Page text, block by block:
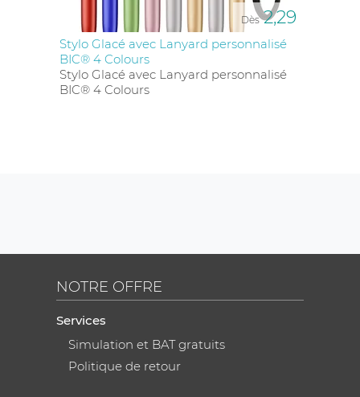
Dès 2,29
Stylo Glacé avec Lanyard personnalisé
BIC® 4 Colours
Stylo Glacé avec Lanyard personnalisé
BIC® 4 Colours
NOTRE OFFRE
Services
Simulation et BAT gratuits
Politique de retour